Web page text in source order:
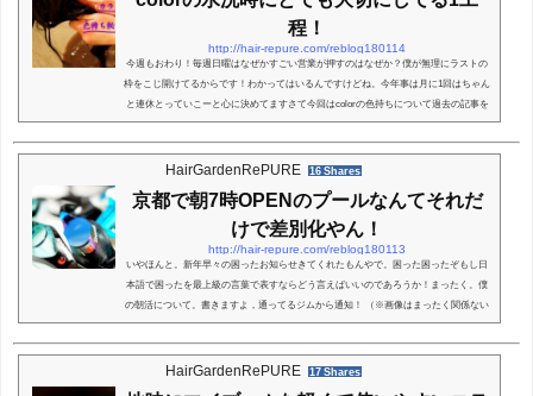
程！
http://hair-repure.com/reblog180114
今週もおわり！毎週日曜はなぜかすごい営業が押すのはなぜか？僕が無理にラストの
枠をこじ開けてるからです！わかってはいるんですけどね。今年事は月に1回はちゃん
と連休とっていこーと心に決めてますさて今回はcolorの色持ちについて過去の記事を
ブラッシュアップ！良い記事だったのでまたこちらで公開します！ではスタート！colo
r洗髪時に必要な工程RePUREでのカラーした後の後処理の部分の1工程についてピッ
クアップしてみます。やはり安売りサロンには出来ないひと手間をかけてる事が非常
HairGardenRePURE 16 Shares
京都で朝7時OPENのプールなんてそれだ
けで差別化やん！
http://hair-repure.com/reblog180113
いやほんと。新年早々の困ったお知らせきてくれたもんやで。困った困ったぞもし日
本語で困ったを最上級の言葉で表すならどう言えばいいのであろうか！まったく。僕
の朝活について。書きますよ，通ってるジムから通知！ （※画像はまったく関係ない
ダイビングいった時の自分とダイバーインストラクターさん正直楽しかったです♪）来
たんですよねー。年明けから。無くなるんですよねー。8月に。プールが！！！！！！
まじで！！！プール無くなるの？？ジムにプールって結構必須ちゃうの？？って思っ
HairGardenRePURE 17 Shares